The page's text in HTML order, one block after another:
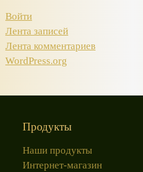
Войти
Лента записей
Лента комментариев
WordPress.org
Продукты
Наши продукты
Интернет-магазин